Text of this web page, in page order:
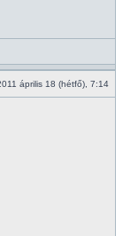
április 18 (hétfő), 7:14